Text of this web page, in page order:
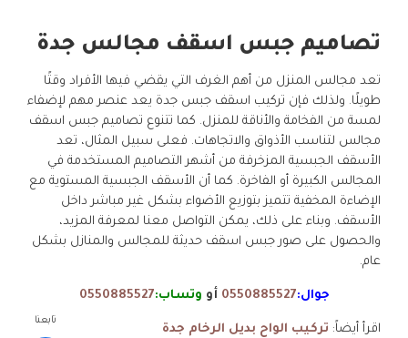
تصاميم جبس اسقف مجالس جدة
تعد مجالس المنزل من أهم الغرف التي يقضي فيها الأفراد وقتًا
طويلًا. ولذلك فإن تركيب اسقف جبس جدة يعد عنصر مهم لإضفاء
لمسة من الفخامة والأناقة للمنزل. كما تتنوع تصاميم جبس اسقف
مجالس لتناسب الأذواق والاتجاهات. فعلى سبيل المثال، تعد
الأسقف الجبسية المزخرفة من أشهر التصاميم المستخدمة في
المجالس الكبيرة أو الفاخرة. كما أن الأسقف الجبسية المستوية مع
الإضاءة المخفية تتميز بتوزيع الأضواء بشكل غير مباشر داخل
الأسقف. وبناء على ذلك، يمكن التواصل معنا لمعرفة المزيد،
والحصول على صور جبس اسقف حديثة للمجالس والمنازل بشكل
عام.
جوال:0550885527 أو وتساب:0550885527
اقرأ أيضاً: تركيب الواح بديل الرخام جدة
تابعنا